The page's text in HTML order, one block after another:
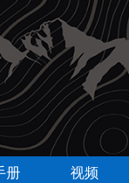
册 视频